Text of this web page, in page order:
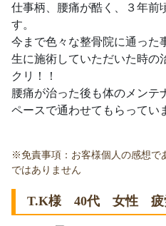
仕事柄、腰痛が酷く、３年前
す。
今まで色々な整骨院に通った
生に施術していただいた時の
クリ！！
腰痛が治った後も体のメンテ
ペースで通わせてもらってい
※免責事項：お客様個人の感想で
ではありません
T.K様 40代 女性 疲